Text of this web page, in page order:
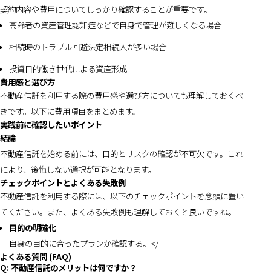
契約内容や費用についてしっかり確認することが重要です。
高齢者の資産管理認知症などで自身で管理が難しくなる場合
相続時のトラブル回避法定相続人が多い場合
投資目的働き世代による資産形成
費用感と選び方
不動産信託を利用する際の費用感や選び方についても理解しておくべ
きです。以下に費用項目をまとめます。
実践前に確認したいポイント
結論
不動産信託を始める前には、目的とリスクの確認が不可欠です。これ
により、後悔しない選択が可能となります。
チェックポイントとよくある失敗例
不動産信託を利用する際には、以下のチェックポイントを念頭に置い
てください。また、よくある失敗例も理解しておくと良いですね。
目的の明確化
自身の目的に合ったプランか確認する。</
よくある質問 (FAQ)
Q: 不動産信託のメリットは何ですか？